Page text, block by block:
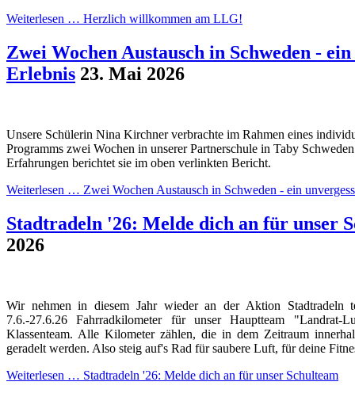
Weiterlesen … Herzlich willkommen am LLG!
Zwei Wochen Austausch in Schweden -
Erlebnis 23. Mai 2026
Unsere Schülerin Nina Kirchner verbrachte im Rahmen eines
Programms zwei Wochen in unserer Partnerschule in Taby
Erfahrungen berichtet sie im oben verlinkten Bericht.
Weiterlesen … Zwei Wochen Austausch in Schweden - ein
Stadtradeln '26: Melde dich an für unser
2026
Wir nehmen in diesem Jahr wieder an der Aktion Stadtradeln
7.6.-27.6.26 Fahrradkilometer für unser Hauptteam
Klassenteam. Alle Kilometer zählen, die in dem Zeitraum
geradelt werden. Also steig auf's Rad für saubere Luft, für deine
Weiterlesen … Stadtradeln '26: Melde dich an für unser Schulteam